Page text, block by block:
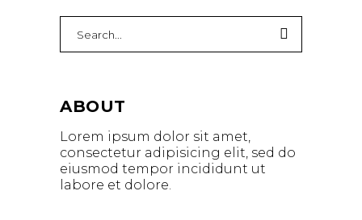
ABOUT
Lorem ipsum dolor sit amet,
consectetur adipisicing elit, sed do
eiusmod tempor incididunt ut
labore et dolore.